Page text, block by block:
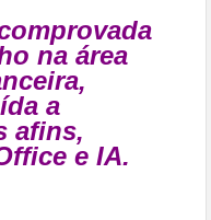
na área
a
afins,
e IA.